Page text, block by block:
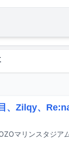
、Zilqy、